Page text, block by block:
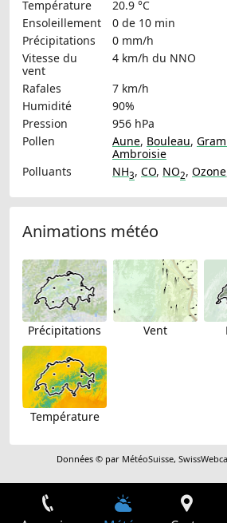
Température
20.9 °C
Ensoleillement
0 de 10 min
Précipitations
0 mm/h
Vitesse du
vent
4 km/h du NNO
Rafales
7 km/h
Humidité
90%
Pression
956 hPa
Pollen
Aune, Bouleau,
Ambroisie
Polluants
NH3, CO, NO2, Ozone
Animations météo
Précipitations Vent
Température
Données © par MétéoSuisse,